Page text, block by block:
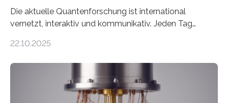
Die aktuelle Quantenforschung ist international
vernetzt, interaktiv und kommunikativ. Jeden Tag
oft von Autor*innen, die eng zusammenarbeiten. Neue
werden schnell weiterentwickelt. Dies ist der Alltag in
der Forschung der Quantentheorie, die dieses Jahr 100
22.10.2025